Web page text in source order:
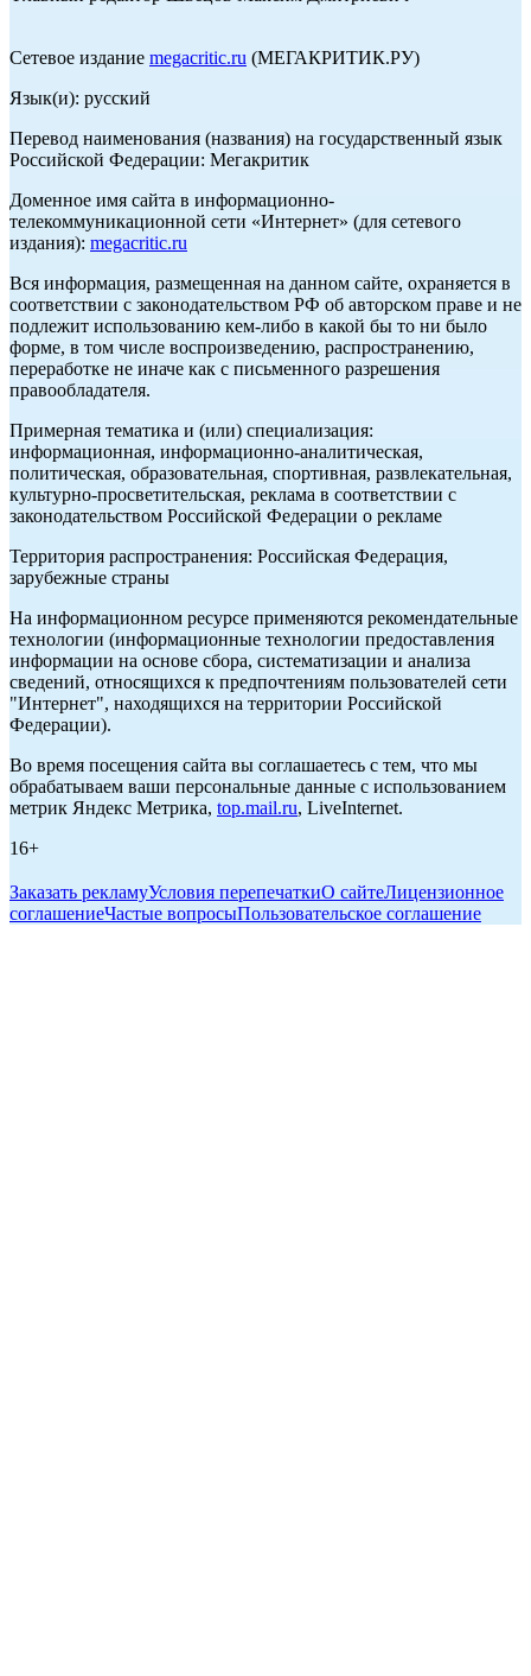
Сетевое издание megacritic.ru (МЕГАКРИТИК.РУ)
Язык(и): русский
Перевод наименования (названия) на государственный язык
Российской Федерации: Мегакритик
Доменное имя сайта в информационно-
телекоммуникационной сети «Интернет» (для сетевого
издания): megacritic.ru
Вся информация, размещенная на данном сайте, охраняется в
соответствии с законодательством РФ об авторском праве и не
подлежит использованию кем-либо в какой бы то ни было
форме, в том числе воспроизведению, распространению,
переработке не иначе как с письменного разрешения
правообладателя.
Примерная тематика и (или) специализация:
информационная, информационно-аналитическая,
политическая, образовательная, спортивная, развлекательная,
культурно-просветительская, реклама в соответствии с
законодательством Российской Федерации о рекламе
Территория распространения: Российская Федерация,
зарубежные страны
На информационном ресурсе применяются рекомендательные
технологии (информационные технологии предоставления
информации на основе сбора, систематизации и анализа
сведений, относящихся к предпочтениям пользователей сети
"Интернет", находящихся на территории Российской
Федерации).
Во время посещения сайта вы соглашаетесь с тем, что мы
обрабатываем ваши персональные данные с использованием
метрик Яндекс Метрика, top.mail.ru, LiveInternet.
16+
Заказать рекламуУсловия перепечаткиО сайтеЛицензионное
соглашениеЧастые вопросыПользовательское соглашение